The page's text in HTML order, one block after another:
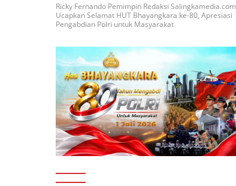
Ricky Fernando Pemimpin Redaksi Salingkamedia.com
Ucapkan Selamat HUT Bhayangkara ke-80, Apresiasi
Pengabdian Polri untuk Masyarakat